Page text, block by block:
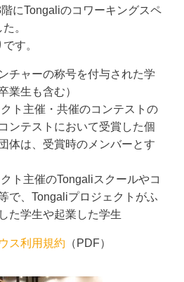
にTongaliのコワーキングスペ
。
す。
チャーの称号を付与された学
業生も含む）
ト主催・共催のコンテストの
ンテストにおいて受賞した個
体は、受賞時のメンバーとす
ト主催のTongaliスクールやコ
で、Tongaliプロジェクトがふ
た学生や起業した学生
ス利用規約 （PDF）